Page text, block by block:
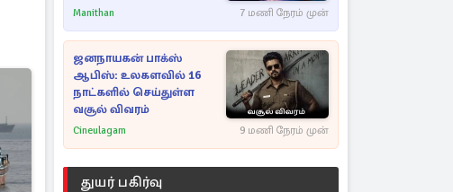
ராசிகள்!
Manithan 7 மணி நேரம் முன்
ஜனநாயகன் பாக்ஸ்
ஆபிஸ்: உலகளவில் 16
நாட்களில் செய்துள்ள
வசூல் விவரம்
Cineulagam 9 மணி நேரம் முன்
துயர் பகிர்வு